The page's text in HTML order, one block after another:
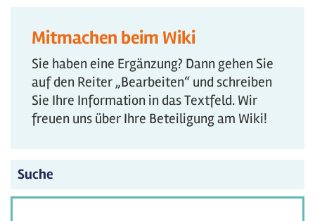
Mitmachen beim Wiki
Sie haben eine Ergänzung? Dann gehen Sie
auf den Reiter „Bearbeiten“ und schreiben
Sie Ihre Information in das Textfeld. Wir
freuen uns über Ihre Beteiligung am Wiki!
Suche